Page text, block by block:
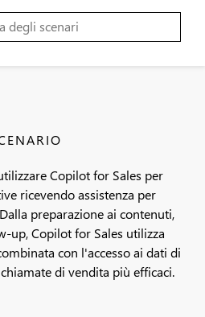
Copilot for Sales per
ricevendo assistenza per
preparazione ai contenuti,
up, Copilot for Sales utilizza
con l'accesso ai dati di
di vendita più efficaci.